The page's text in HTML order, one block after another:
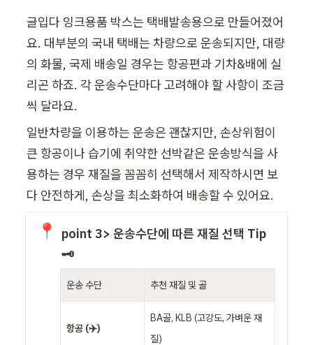
글입다 잉크용품 박스는 택배발송용으로 만들어졌어
요. 대부분의 국내 택배는 차량으로 운송되지만, 대량
의 화물, 국제 배송일 경우는 항공편과 기차&배에 실
리곤 하죠. 각 운송수단마다 고려해야 할 사항이 조금
씩 달라요.
일반차량을 이용하는 운송은 괜찮지만, 손상위험이
큰 항공이나 습기에 취약한 선박같은 운송방식을 사
용하는 경우 재질을 꼼꼼히 선택해서 제작하시면 보
다 안전하게, 손상을 최소화하여 배송할 수 있어요.
📍
point 3> 운송수단에 따른 재질 선택 Tip
🗝️
운송 수단 추천 재질 및 골
항공 (✈️)
BA골, KLB (고강도, 가벼운 재
질)